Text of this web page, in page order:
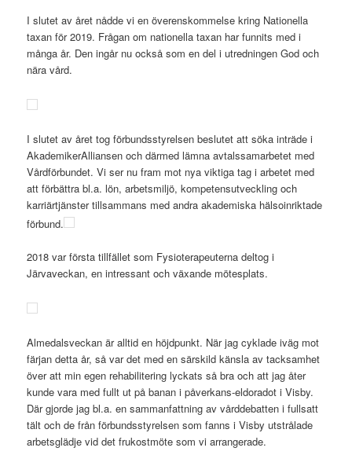
I slutet av året nådde vi en överenskommelse kring Nationella
taxan för 2019. Frågan om nationella taxan har funnits med i
många år. Den ingår nu också som en del i utredningen God och
nära vård.
I slutet av året tog förbundsstyrelsen beslutet att söka inträde i
AkademikerAlliansen och därmed lämna avtalssamarbetet med
Vårdförbundet. Vi ser nu fram mot nya viktiga tag i arbetet med
att förbättra bl.a. lön, arbetsmiljö, kompetensutveckling och
karriärtjänster tillsammans med andra akademiska hälsoinriktade
förbund.
2018 var första tillfället som Fysioterapeuterna deltog i
Järvaveckan, en intressant och växande mötesplats.
Almedalsveckan är alltid en höjdpunkt. När jag cyklade iväg mot
färjan detta år, så var det med en särskild känsla av tacksamhet
över att min egen rehabilitering lyckats så bra och att jag åter
kunde vara med fullt ut på banan i påverkans-eldoradot i Visby.
Där gjorde jag bl.a. en sammanfattning av vårddebatten i fullsatt
tält och de från förbundsstyrelsen som fanns i Visby utstrålade
arbetsglädje vid det frukostmöte som vi arrangerade.